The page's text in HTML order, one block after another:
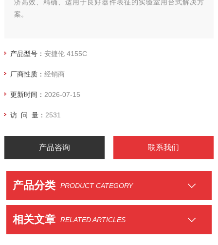
济高效、精确、适用于良好器件表征的实验室用台式解决方
案。
产品型号： 安捷伦 4155C
厂商性质： 经销商
更新时间： 2026-07-15
访 问 量： 2531
产品咨询 联系我们
产品分类 PRODUCT CATEGORY
相关文章 RELATED ARTICLES